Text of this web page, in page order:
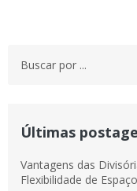
Últimas
Vantagens das
Flexibilidade de